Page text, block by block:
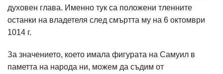
духовен глава. Именно тук са положени тленните
останки на владетеля след смъртта му на 6 октомври
1014 г.
За значението, което имала фигурата на Самуил в
паметта на народа ни, можем да съдим от